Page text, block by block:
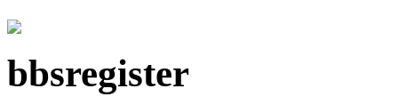
bbsregister